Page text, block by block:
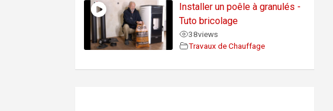
Installer un poêle à granulés -
Tuto bricolage
38views
Travaux de Chauffage